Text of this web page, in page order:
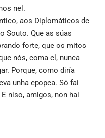
nel.
aos Diplomáticos de
Souto. Que as súas
forte, que os mitos
nós, coma el, nunca
Porque, como diría
unha epopea. Só fai
niso, amigos, non hai